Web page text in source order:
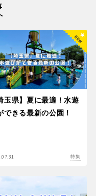
玉県】夏に最適！水遊
できる最新の公園！
特集